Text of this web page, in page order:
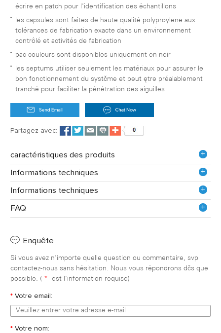
écrire en patch pour l'identification des échantillons
les capsules sont faites de haute qualité polyproylene aux
tolérances de fabrication exacte dans un environnement
contrôlé et activités de fabrication
pac couleurs sont disponibles uniquement en noir
les septums utiliser seulement les matériaux pour assurer le
bon fonctionnement du système et peut être préalablement
tranché pour faciliter la pénétration des aiguilles
Partagez avec:
caractéristiques des produits +
Informations techniques +
Informations techniques +
FAQ +
Enquête
Si vous avez n'importe quelle question ou commentaire, svp
contactez-nous sans hésitation. Nous vous répondrons dès que
possible. ( * est l'information requise)
* Votre email:
* Votre nom: